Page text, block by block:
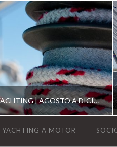
ESCUELA DE YACHTING | AGOSTO A DICIEMBRE 2026
YACHTING A MOTOR